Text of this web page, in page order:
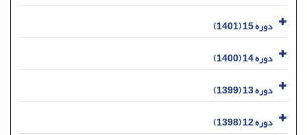
دوره 15 (1401)
دوره 14 (1400)
دوره 13 (1399)
دوره 12 (1398)